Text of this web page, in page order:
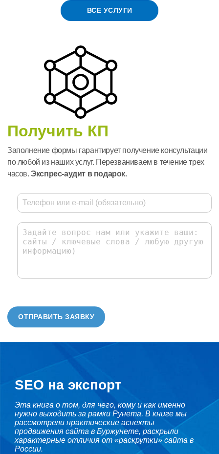
ВСЕ УСЛУГИ
Получить КП
Заполнение формы гарантирует получение консультации
по любой из наших услуг. Перезваниваем в течение трех
часов.Экспрес-аудит в подарок.
ОТПРАВИТЬ ЗАЯВКУ
SEO на экспорт
Эта книга о том, для чего, кому и как именно
нужно выходить за рамки Рунета. В книге мы
рассмотрели практические аспекты
продвижения сайта в Буржунете, раскрыли
характерные отличия от «раскрутки» сайта в
России.